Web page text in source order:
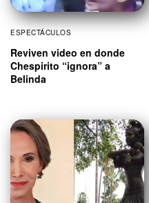
ESPECTÁCULOS
Reviven video en donde
Chespirito “ignora” a
Belinda